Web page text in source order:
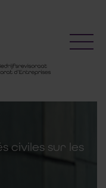
civiles sur les